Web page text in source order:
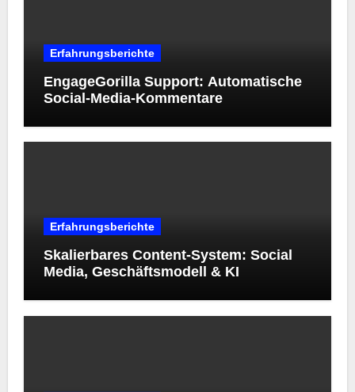
Erfahrungsberichte
EngageGorilla Support: Automatische
Social-Media-Kommentare
Erfahrungsberichte
Skalierbares Content-System: Social
Media, Geschäftsmodell & KI